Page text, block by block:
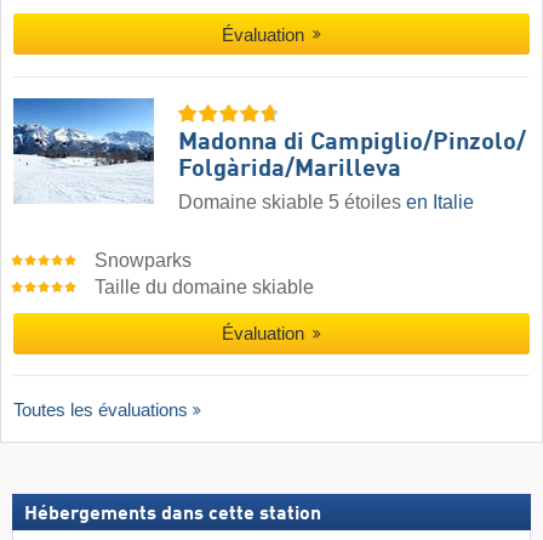
Évaluation
Madonna di Campiglio/​Pinzolo/​
Folgàrida/​Marilleva
Domaine skiable 5 étoiles en Italie
Snowparks
Taille du domaine skiable
Évaluation
Toutes les évaluations
Hébergements dans cette station